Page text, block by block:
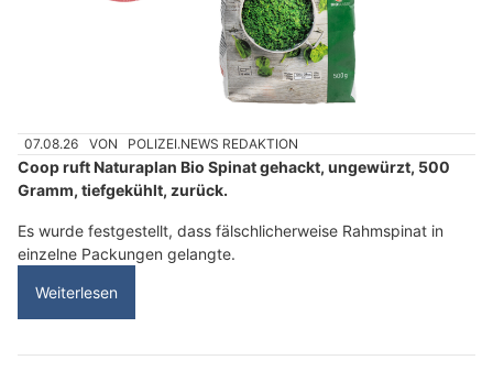
07.08.26 VON POLIZEI.NEWS REDAKTION
Coop ruft Naturaplan Bio Spinat gehackt, ungewürzt, 500
Gramm, tiefgekühlt, zurück.
Es wurde festgestellt, dass fälschlicherweise Rahmspinat in
einzelne Packungen gelangte.
Weiterlesen